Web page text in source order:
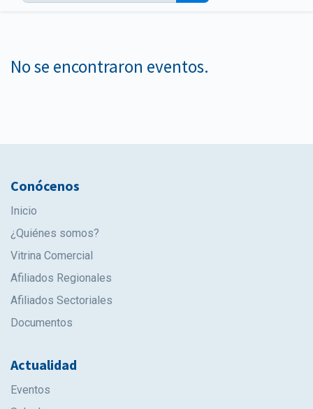
No se encontraron eventos.
Conócenos
Inicio
¿Quiénes somos?
Vitrina Comercial
Afiliados Regionales
Afiliados Sectoriales
Documentos
Actualidad
Eventos